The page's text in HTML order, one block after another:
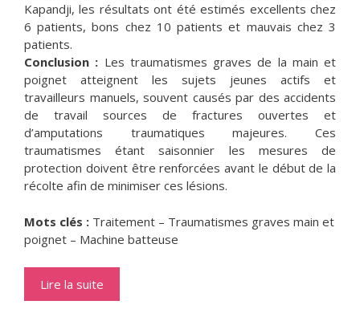
Kapandji, les résultats ont été estimés excellents chez
6 patients, bons chez 10 patients et mauvais chez 3
patients.
Conclusion : Les traumatismes graves de la main et
poignet atteignent les sujets jeunes actifs et
travailleurs manuels, souvent causés par des accidents
de travail sources de fractures ouvertes et
d’amputations traumatiques majeures. Ces
traumatismes étant saisonnier les mesures de
protection doivent être renforcées avant le début de la
récolte afin de minimiser ces lésions.
Mots clés : Traitement – Traumatismes graves main et
poignet – Machine batteuse
Lire la suite